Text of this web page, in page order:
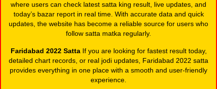
where users can check latest satta king result, live updates, and
today’s bazar report in real time. With accurate data and quick
updates, the website has become a reliable source for users who
follow satta matka regularly.
Faridabad 2022 Satta If you are looking for fastest result today,
detailed chart records, or real jodi updates, Faridabad 2022 satta
provides everything in one place with a smooth and user-friendly
experience.